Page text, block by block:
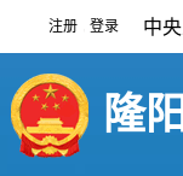
注册 登录 中
隆